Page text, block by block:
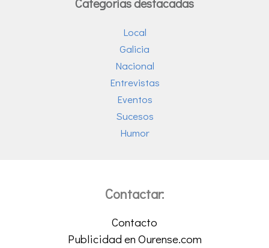
Local
Galicia
Nacional
Entrevistas
Eventos
Sucesos
Humor
Contactar:
Contacto
Publicidad en Ourense.com